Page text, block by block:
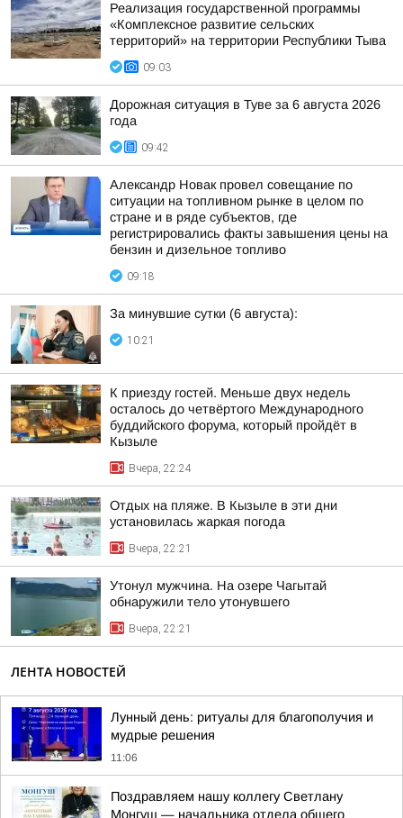
Реализация государственной программы
«Комплексное развитие сельских
территорий» на территории Республики Тыва
09:03
Дорожная ситуация в Туве за 6 августа 2026
года
09:42
Александр Новак провел совещание по
ситуации на топливном рынке в целом по
стране и в ряде субъектов, где
регистрировались факты завышения цены на
бензин и дизельное топливо
09:18
За минувшие сутки (6 августа):
10:21
К приезду гостей. Меньше двух недель
осталось до четвёртого Международного
буддийского форума, который пройдёт в
Кызыле
Вчера, 22:24
Отдых на пляже. В Кызыле в эти дни
установилась жаркая погода
Вчера, 22:21
Утонул мужчина. На озере Чагытай
обнаружили тело утонувшего
Вчера, 22:21
ЛЕНТА НОВОСТЕЙ
Лунный день: ритуалы для благополучия и
мудрые решения
11:06
Поздравляем нашу коллегу Светлану
Монгуш — начальника отдела общего